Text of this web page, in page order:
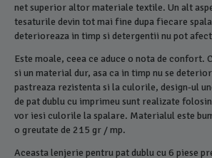
net superior altor materiale textile. Un alt
tesaturile devin tot mai fine dupa fiecare
deterioreaza in timp si detergentii nu pot
Este moale, ceea ce aduce o nota de confort.
si un material dur, asa ca in timp nu se
pastreaza rezistenta si la culorile, design-ul
de pat dublu cu imprimeu sunt realizate
vor iesi culorile la spalare. Materialul este
o greutate de 215 gr / mp.
Aceasta lenjerie pentru pat dublu cu 6 piese